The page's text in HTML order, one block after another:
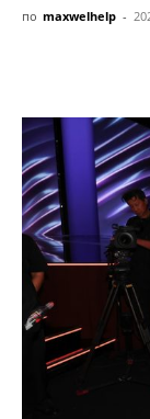
по maxwelhelp -